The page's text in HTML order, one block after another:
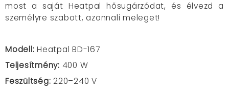
most a saját Heatpal hősugárzódat, és élvezd a
személyre szabott, azonnali meleget!
Modell: Heatpal BD-167
Teljesítmény: 400 W
Feszültség: 220–240 V